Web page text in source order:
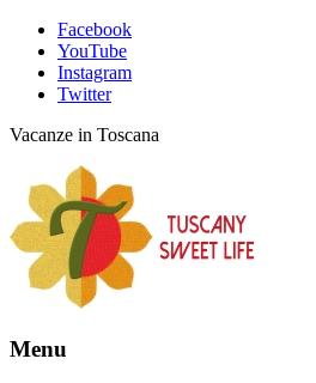
Facebook
YouTube
Instagram
Twitter
Vacanze in Toscana
Menu